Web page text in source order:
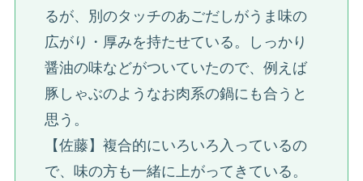
るが、別のタッチのあごだしがうま味の
広がり・厚みを持たせている。しっかり
醤油の味などがついていたので、例えば
豚しゃぶのようなお肉系の鍋にも合うと
思う。
【佐藤】複合的にいろいろ入っているの
で、味の方も一緒に上がってきている。